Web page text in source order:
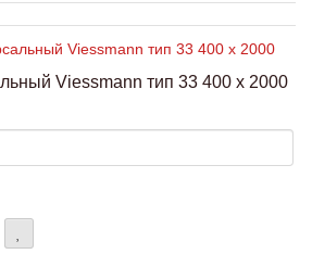
Viessmann тип 33 400 x 2000